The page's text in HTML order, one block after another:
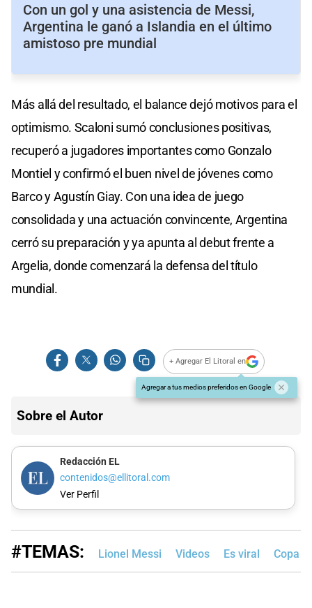
Con un gol y una asistencia de Messi,
Argentina le ganó a Islandia en el último
amistoso pre mundial
Más allá del resultado, el balance dejó motivos para el
optimismo. Scaloni sumó conclusiones positivas,
recuperó a jugadores importantes como Gonzalo
Montiel y confirmó el buen nivel de jóvenes como
Barco y Agustín Giay. Con una idea de juego
consolidada y una actuación convincente, Argentina
cerró su preparación y ya apunta al debut frente a
Argelia, donde comenzará la defensa del título
mundial.
+ Agregar El Litoral en
Agregar a tus medios preferidos en Google
Sobre el Autor
Redacción EL
contenidos@ellitoral.com
Ver Perfil
#TEMAS: Lionel Messi Videos Es viral Copa